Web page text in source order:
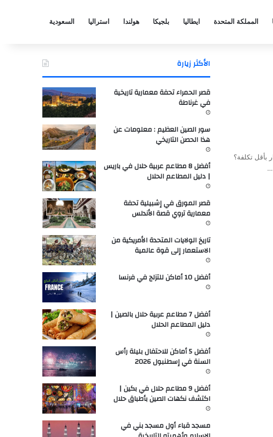
المملكة المتحدة ايطاليا بلجيكا هولندا استراليا السعودية
بأقل تكلفة؟
الأكثر زيارة
قصر الحمراء تحفة معمارية تاريخية
في غرناطة
سور الصين العظيم : معلومات عن
هذا الحصن التاريخي
أفضل 8 مطاعم عربية حلال في باريس
| دليل المطاعم الحلال
قصر المورق في إشبيلية تحفة
معمارية تروي قصة الأندلس
تاريخ الولايات المتحدة الأمريكية من
الاستعمار إلى قوة عالمية
أفضل 10 أماكن للتزلج في فرنسا
أفضل 7 مطاعم عربية حلال بالصين |
دليل المطاعم الحلال
أفضل 5 أماكن للاحتفال بليلة رأس
السنة في إسطنبول 2026
أفضل 9 مطاعم حلال في بكين |
اكتشف نكهات الصين بأطباق حلال
مسجد قباء أول مسجد بني في